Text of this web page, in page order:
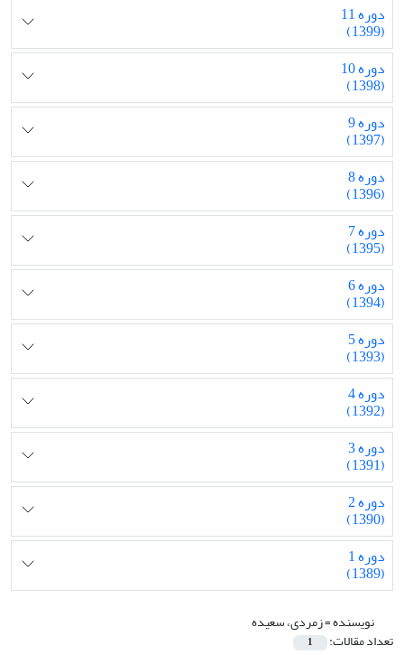
دوره 11
(1399)
دوره 10
(1398)
دوره 9
(1397)
دوره 8
(1396)
دوره 7
(1395)
دوره 6
(1394)
دوره 5
(1393)
دوره 4
(1392)
دوره 3
(1391)
دوره 2
(1390)
دوره 1
(1389)
نویسنده =زمردی، سعیده
تعداد مقالات: 1